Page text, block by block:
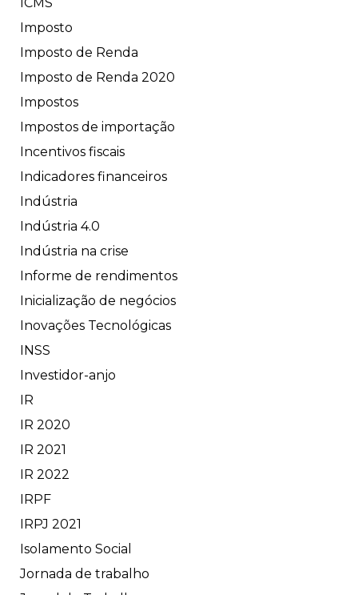
ICMS
Imposto
Imposto de Renda
Imposto de Renda 2020
Impostos
Impostos de importação
Incentivos fiscais
Indicadores financeiros
Indústria
Indústria 4.0
Indústria na crise
Informe de rendimentos
Inicialização de negócios
Inovações Tecnológicas
INSS
Investidor-anjo
IR
IR 2020
IR 2021
IR 2022
IRPF
IRPJ 2021
Isolamento Social
Jornada de trabalho